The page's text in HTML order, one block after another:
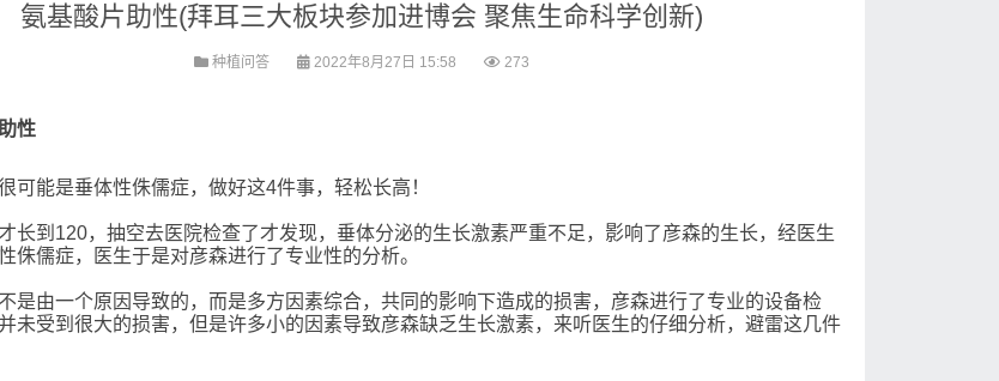
氨基酸片助性(拜耳三大板块参加进博会 聚焦生命科学创新)
种植问答 2022年8月27日 15:58 273
性
可能是垂体性侏儒症，做好这4件事，轻松长高！
长到120，抽空去医院检查了才发现，垂体分泌的生长激素严重不足，影响了彦森的生长，经医生
侏儒症，医生于是对彦森进行了专业性的分析。
是由一个原因导致的，而是多方因素综合，共同的影响下造成的损害，彦森进行了专业的设备检
未受到很大的损害，但是许多小的因素导致彦森缺乏生长激素，来听医生的仔细分析，避雷这几件